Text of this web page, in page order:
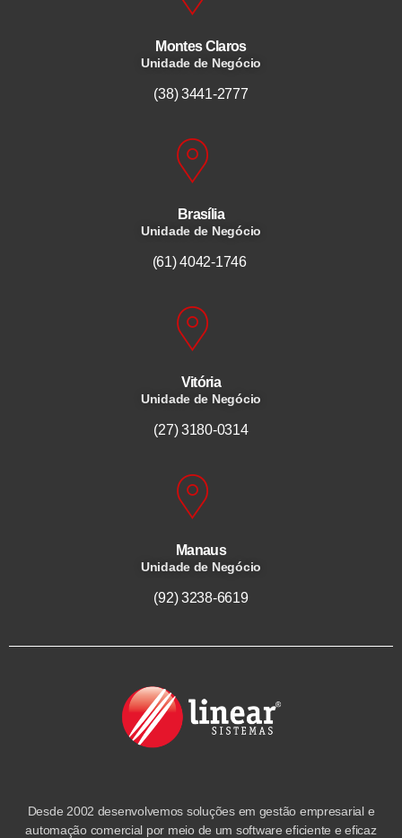
Montes Claros
Unidade de Negócio
(38) 3441-2777
Brasília
Unidade de Negócio
(61) 4042-1746
Vitória
Unidade de Negócio
(27) 3180-0314
Manaus
Unidade de Negócio
(92) 3238-6619
Desde 2002 desenvolvemos soluções em gestão empresarial e
automação comercial por meio de um software eficiente e eficaz